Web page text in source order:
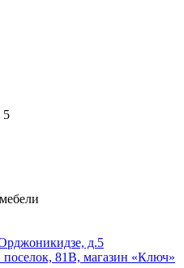
5
д.5
81В, магазин «Ключ»